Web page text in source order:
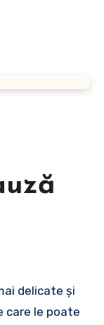
care le poate